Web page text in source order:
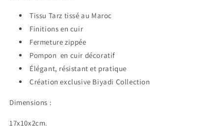
Tissu Tarz tissé au Maroc
Finitions en cuir
Fermeture zippée
Pompon en cuir décoratif
Élégant, résistant et pratique
Création exclusive Biyadi Collection
Dimensions :
17x10x2cm.